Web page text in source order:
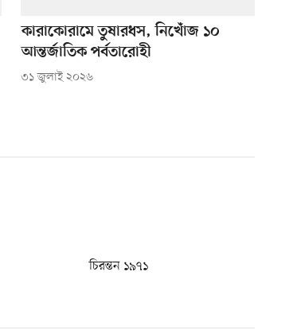
কারাকোরামে তুষারধস, নিখোঁজ ১০
আন্তর্জাতিক পর্বতারোহী
৩১ জুলাই ২০২৬
চিরন্তন ১৯৭১